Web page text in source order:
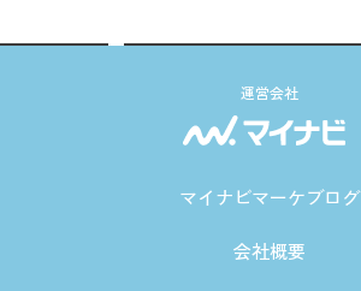
運営会社
マイナビマーケブログ
会社概要